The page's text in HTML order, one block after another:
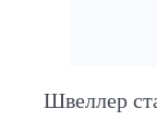
Швеллер